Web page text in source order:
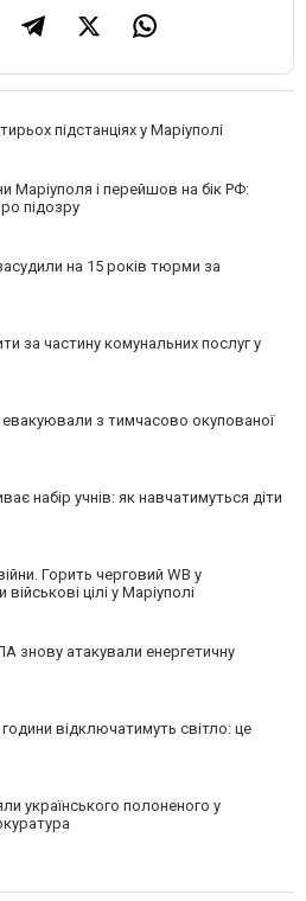
підстанціях у Маріуполі
Маріуполя і перейшов на бік РФ:
підозру
на 15 років тюрми за
за частину комунальних послуг у
евакуювали з тимчасово окупованої
набір учнів: як навчатимуться діти
Горить черговий WB у
цілі у Маріуполі
знову атакували енергетичну
відключатимуть світло: це
українського полоненого у